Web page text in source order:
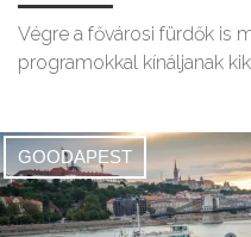
Végre a fővárosi fürdők is
programokkal kínáljanak
GOODAPEST